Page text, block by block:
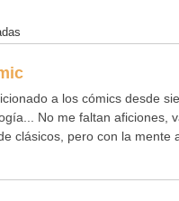
a los cómics desde
No me faltan aficiones,
clásicos, pero con la mente